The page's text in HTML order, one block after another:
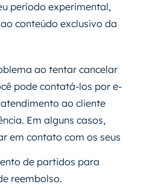
período experimental,
conteúdo exclusivo da
ao tentar cancelar
pode contatá-los por e-
ao cliente
Em alguns casos,
em contato com os seus
de partidos para
reembolso.